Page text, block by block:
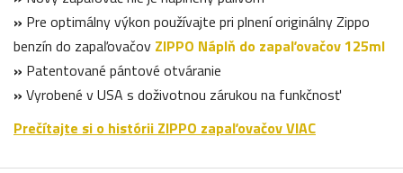
» Pre optimálny výkon používajte pri plnení originálny Zippo
benzín do zapaľovačov ZIPPO Náplň do zapaľovačov 125ml
» Patentované pántové otváranie
» Vyrobené v USA s doživotnou zárukou na funkčnosť
Prečítajte si o histórii ZIPPO zapaľovačov VIAC